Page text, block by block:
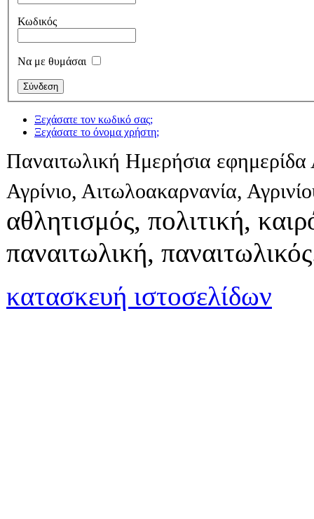
Κωδικός
Να με θυμάσαι
Ξεχάσατε τον κωδικό σας;
Ξεχάσατε το όνομα χρήστη;
Παναιτωλική Ημερήσια εφημερίδα
Αγρίνιο, Αιτωλοακαρνανία,
αθλητισμός, πολιτική,
παναιτωλική,
κατασκευή ιστοσελίδων